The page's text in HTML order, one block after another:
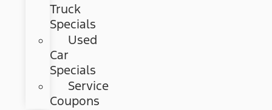
Truck
Specials
Used
Car
Specials
Service
Coupons